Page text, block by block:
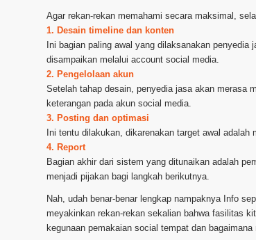
Agar rekan-rekan memahami secara maksimal,
1. Desain timeline dan konten
Ini bagian paling awal yang dilaksanakan
disampaikan melalui account social media.
2. Pengelolaan akun
Setelah tahap desain, penyedia jasa akan merasa
keterangan pada akun social media.
3. Posting dan optimasi
Ini tentu dilakukan, dikarenakan target awal
4. Report
Bagian akhir dari sistem yang ditunaikan adalah
menjadi pijakan bagi langkah berikutnya.
Nah, udah benar-benar lengkap nampaknya Info
meyakinkan rekan-rekan sekalian bahwa fasilitas
kegunaan pemakaian social tempat dan